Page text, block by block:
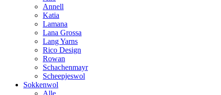
Annell
Katia
Lamana
Lana Grossa
Lang Yarns
Rico Design
Rowan
Schachenmayr
Scheepjeswol
Sokkenwol
Alle